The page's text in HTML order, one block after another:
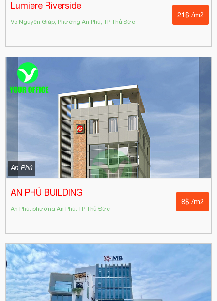
Lumiere Riverside
Võ Nguyên Giáp, Phường An Phú, TP Thủ Đức
21$ /m2
An Phú
AN PHÚ BUILDING
An Phú, phường An Phú, TP Thủ Đức
8$ /m2